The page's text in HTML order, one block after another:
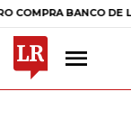
BANCO DE LA